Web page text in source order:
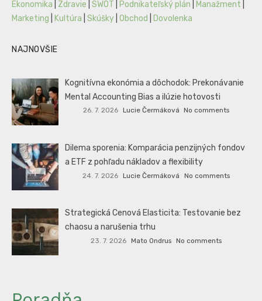
Ekonomika
Zdravie SWOT Podnikateľský plán Manažment
Marketing
Kultúra Skúšky Obchod Dovolenka
NAJNOVŠIE
Kognitívna ekonómia a dôchodok: Prekonávanie
Mental Accounting Bias a ilúzie hotovosti
26. 7. 2026 Lucie Čermáková No comments
Dilema sporenia: Komparácia penzijných fondov
a ETF z pohľadu nákladov a flexibility
24. 7. 2026 Lucie Čermáková No comments
Strategická Cenová Elasticita: Testovanie bez
chaosu a narušenia trhu
23. 7. 2026 Mato Ondrus No comments